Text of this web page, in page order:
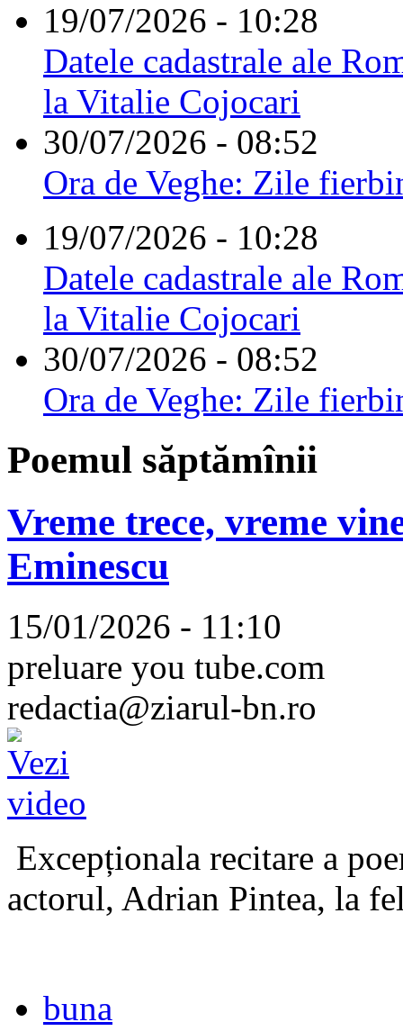
19/07/2026 - 10:28
Datele cadastrale ale
la Vitalie Cojocari
30/07/2026 - 08:52
Ora de Veghe: Zile
19/07/2026 - 10:28
Datele cadastrale ale
la Vitalie Cojocari
30/07/2026 - 08:52
Ora de Veghe: Zile
Poemul săptămînii
Vreme trece, vreme
Eminescu
15/01/2026 - 11:10
preluare you tube.com
redactia@ziarul-bn.ro
Excepționala recitare a
actorul, Adrian Pintea, la
buna